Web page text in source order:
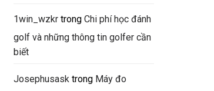
1win_wzkr trong Chi phí học đánh
golf và những thông tin golfer cần
biết
Josephusask trong Máy đo